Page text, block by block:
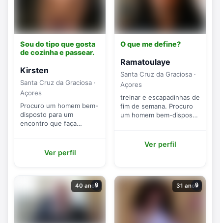
Sou do tipo que gosta
de cozinha e passear.
Kirsten
Santa Cruz da Graciosa ·
Açores
Procuro um homem bem-
disposto para um
encontro que faça
Ver perfil
O que me define?
Ramatoulaye
Santa Cruz da Graciosa ·
Açores
treinar e escapadinhas de
fim de semana. Procuro
um homem bem-disposto
Ver perfil
40 anos
🔒 31 anos
🔒